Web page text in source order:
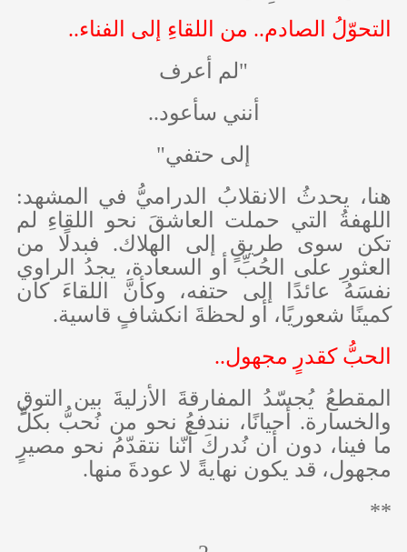
التحوّلُ الصادم.. من اللقاءِ إلى الفناء..
"لم أعرف
أنني سأعود..
إلى حتفي"
هنا، يحدثُ الانقلابُ الدراميُّ في المشهد:
اللهفةُ التي حملت العاشقَ نحو اللقاءِ لم
تكن سوى طريقٍ إلى الهلاك. فبدلًا من
العثورِ على الحُبِّ أو السعادة، يجدُ الراوي
نفسَهُ عائدًا إلى حتفه، وكأنَّ اللقاءَ كان
كمينًا شعوريًا، أو لحظةَ انكشافٍ قاسية.
الحبُّ كقدرٍ مجهول..
المقطعُ يُجسّدُ المفارقةَ الأزليةَ بين التوقِ
والخسارة. أحيانًا، نندفعُ نحو من نُحبُّ بكلِّ
ما فينا، دون أن نُدركَ أنّنا نتقدّمُ نحو مصيرٍ
مجهول، قد يكون نهايةً لا عودةَ منها.
**